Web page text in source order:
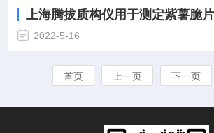
上海腾拔质构仪用于测定紫薯脆
2022-5-16
首页 上一页 下一页